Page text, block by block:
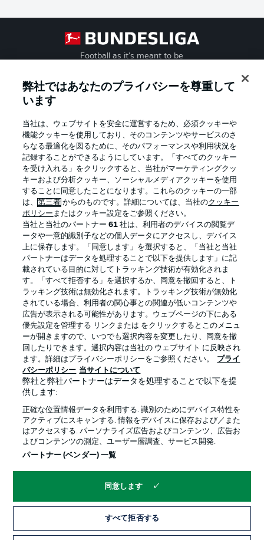
Football as it's meant to be
Official Partners
プライバシー・ポリシー 優先設定を管理する
利用条件 放送局
求人 選手
当サイトについて
© 2026 Bundesliga-Gruppe GmbH
言語をお選びください
Display Mode
弊社ではあなたのプライバシーを尊重して
います
当社は、ウェブサイトを安全に運営するため、必須クッキーや
機能クッキーを使用しており、そのコンテンツやサービスのさ
らなる最適化を図るために、そのパフォーマンスや利用状況を
記録することができるようにしています。「すべてのクッキー
を受け入れる」をクリックすると、当社がマーケティングクッ
キーおよび分析クッキー、ソーシャルメディアクッキーを使用
することに同意したことになります。これらのクッキーの一部
は、第三者 からのものです。詳細については、当社のクッキー
ポリシー またはクッキー設定をご参照ください。
当社と当社のパートナー61 社は、利用者のデバイスの閲覧デ
ータや一意的識別子などの個人データにアクセスし、デバイス
上に保存します。「同意します」を選択すると、「当社と当社
パートナーはデータを処理することで以下を提供します」に記
載されている目的に対してトラッキング技術が有効化されま
す。「すべて拒否する」を選択するか、同意を撤回すると、ト
ラッキング技術は無効化されます。トラッキング技術が無効化
されている場合、利用者の関心事との関連が低いコンテンツや
広告が表示される可能性があります。ウェブページの下にある
優先設定を管理する リンクまたは をクリックするとこのメニュ
ーが開きますので、いつでも選択内容を変更したり、同意を撤
回したりできます。選択内容は当社の ウェブサイト に反映され
ます。詳細はプライバシーポリシーをご参照ください。
プライ
バシーポリシー 当サイトについて
弊社と弊社パートナーはデータを処理することで以下を提
供します:
正確な位置情報データを利用する. 識別のためにデバイス特性を
アクティブにスキャンする. 情報をデバイスに保存および／また
はアクセスする. パーソナライズ広告およびコンテンツ、広告お
よびコンテンツの測定、ユーザー層調査、サービス開発.
パートナー (ベンダー) 一覧
同意します
すべて拒否する